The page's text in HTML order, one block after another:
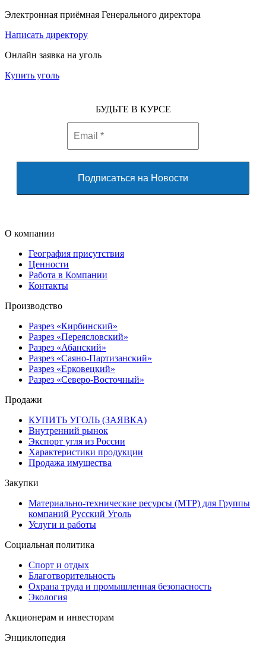
Электронная приёмная Генерального директора
Написать директору
Онлайн заявка на уголь
Купить уголь
БУДЬТЕ В КУРСЕ
О компании
География присутствия
Ценности
Работа в Компании
Контакты
Производство
Разрез «Кирбинский»
Разрез «Переясловский»
Разрез «Абанский»
Разрез «Саяно-Партизанский»
Разрез «Ерковецкий»
Разрез «Северо-Восточный»
Продажи
КУПИТЬ УГОЛЬ (ЗАЯВКА)
Внутренний рынок
Экспорт угля из России
Характеристики продукции
Продажа имущества
Закупки
Материально-технические ресурсы (МТР) для Группы
компаний Русский Уголь
Услуги и работы
Социальная политика
Спорт и отдых
Благотворительность
Охрана труда и промышленная безопасность
Экология
Акционерам и инвесторам
Энциклопедия